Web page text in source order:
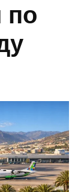
по